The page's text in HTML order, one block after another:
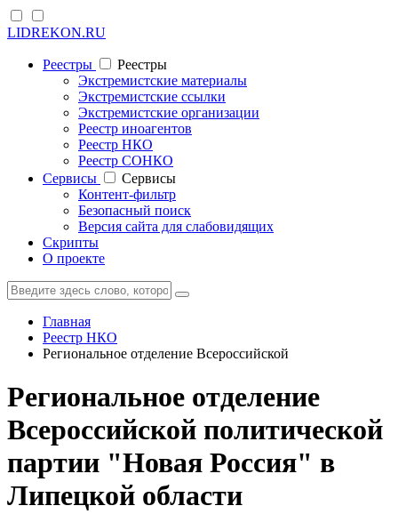
LIDREKON.RU
Реестры
Реестры
Экстремистские материалы
Экстремистские ссылки
Экстремистские организации
Реестр иноагентов
Реестр НКО
Реестр СОНКО
Cервисы
Cервисы
Контент-фильтр
Безопасный поиск
Версия сайта для слабовидящих
Скрипты
О проекте
Главная
Реестр НКО
Региональное отделение Всероссийской
Региональное отделение
Всероссийской политической
партии "Новая Россия" в
Липецкой области